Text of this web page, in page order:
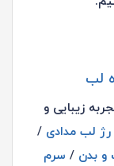
لب
زیبایی و
رژ لب مدادی /
بدن / سرم